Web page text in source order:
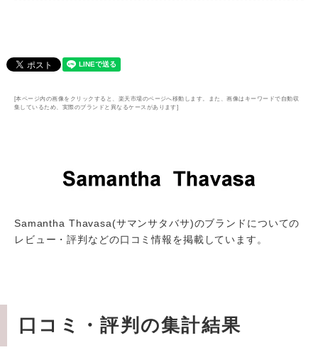
[本ページ内の画像をクリックすると、楽天市場のページへ移動します。また、画像はキーワードで自動収
集しているため、実際のブランドと異なるケースがあります]
Samantha Thavasa(サマンサタバサ)のブランドについての
レビュー・評判などの口コミ情報を掲載しています。
口コミ・評判の集計結果